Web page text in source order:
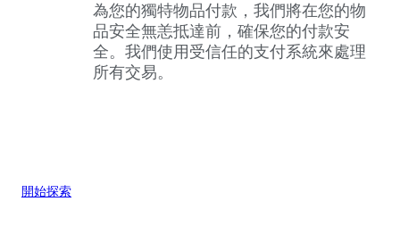
為您的獨特物品付款，我們將在您的物
品安全無恙抵達前，確保您的付款安
全。我們使用受信任的支付系統來處理
所有交易。
開始探索